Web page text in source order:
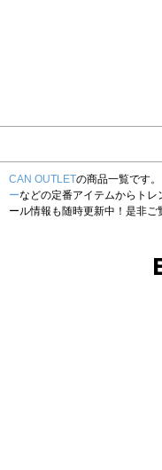
CAN OUTLETの商品一覧です。
ーなどの定番アイテムからト
ール情報も随時更新中！是非ご